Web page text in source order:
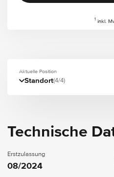
1 inkl.
Aktuelle Position
Standort(4/4)
Technische
Erstzulassung
08/2024